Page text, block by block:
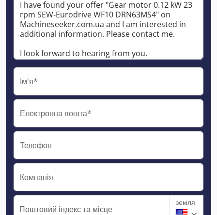
Ім'я*
Електронна пошта*
Телефон
Компанія
Поштовий індекс та місце
земля